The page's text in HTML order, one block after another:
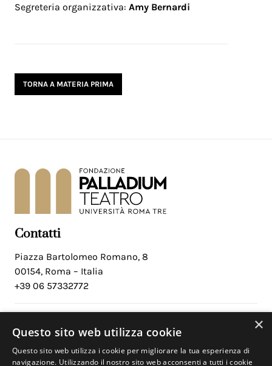
Segreteria organizzativa: Amy Bernardi
TORNA A MATERIA PRIMA
Contatti
Piazza Bartolomeo Romano, 8
00154, Roma – Italia
+39 06 57332772
Facebook
Instagram
×
Questo sito web utilizza cookie
Questo sito web utilizza i cookie per migliorare la tua esperienza di
navigazione. Utilizzando il nostro sito web acconsenti a tutti i cookie